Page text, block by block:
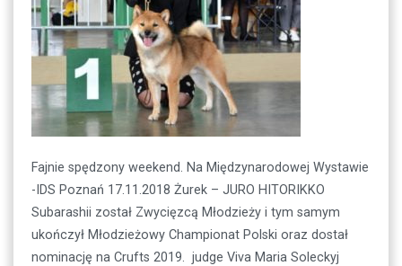
Fajnie spędzony weekend. Na Międzynarodowej Wystawie
-IDS Poznań 17.11.2018 Żurek – JURO HITORIKKO
Subarashii został Zwycięzcą Młodzieży i tym samym
ukończył Młodzieżowy Championat Polski oraz dostał
nominację na Crufts 2019. judge Viva Maria Soleckyj